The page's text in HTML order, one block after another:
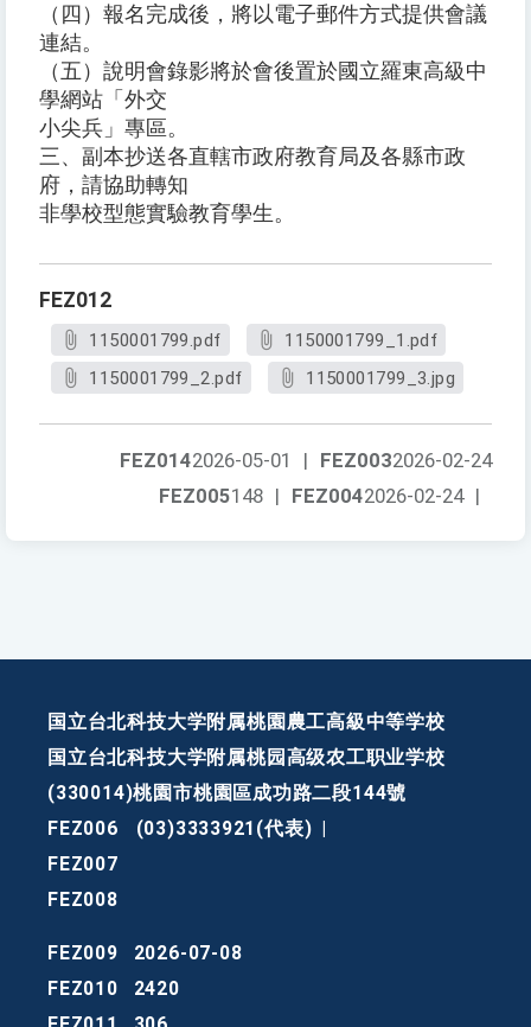
（四）報名完成後，將以電子郵件方式提供會議
連結。
（五）說明會錄影將於會後置於國立羅東高級中
學網站「外交
小尖兵」專區。
三、副本抄送各直轄市政府教育局及各縣市政
府，請協助轉知
非學校型態實驗教育學生。
FEZ012
1150001799.pdf
1150001799_1.pdf
1150001799_2.pdf
1150001799_3.jpg
FEZ0032026-02-24
FEZ0142026-05-01
|
FEZ0042026-02-24 |
FEZ005148 |
国立台北科技大学附属桃園農工高級中等学校
国立台北科技大学附属桃园高级农工职业学校
(330014)桃園市桃園區成功路二段144號
FEZ006
(03)3333921(代表)
FEZ007
FEZ008
FEZ009
2026-07-08
FEZ010
2420